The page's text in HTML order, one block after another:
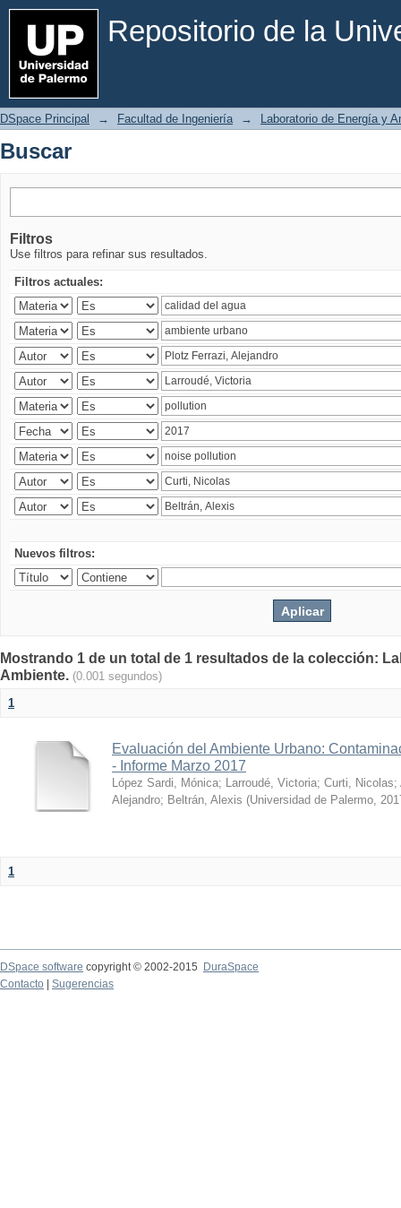
Repositorio de la
Buscar
DSpace Principal → Facultad de Ingeniería → Laboratorio de Energía y
Buscar
Filtros
Use filtros para refinar sus resultados.
Filtros actuales:
Nuevos filtros:
Mostrando 1 de un total de 1 resultados de la colección:
Ambiente. (0.001 segundos)
1
Evaluación del Ambiente Urbano:
- Informe Marzo 2017
López Sardi, Mónica; Larroudé, Victoria; Curti, Nicolas;
Alejandro; Beltrán, Alexis (Universidad de Palermo,
1
DSpace software copyright © 2002-2015
DuraSpace
Contacto
Sugerencias